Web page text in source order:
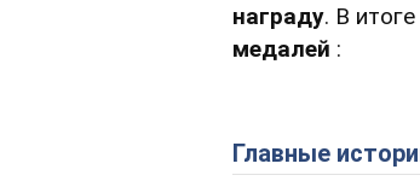
награду. В
медалей :
Главные